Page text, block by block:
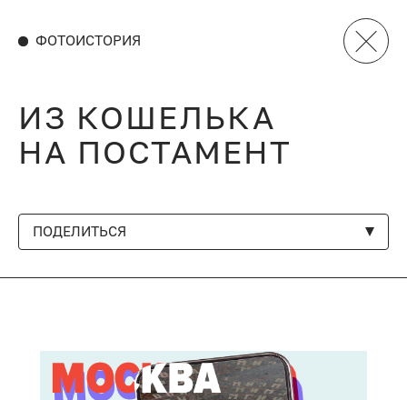
ФОТОИСТОРИЯ
ИЗ КОШЕЛЬКА
НА ПОСТАМЕНТ
ПОДЕЛИТЬСЯ